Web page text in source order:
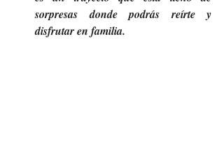
sorpresas donde podrás reírte y
disfrutar en familia.